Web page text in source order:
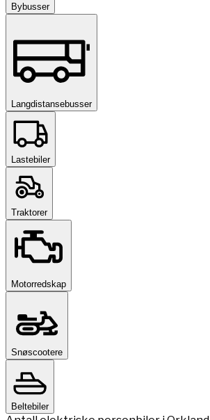
Bybusser
Langdistansebusser
Lastebiler
Traktorer
Motorredskap
Snøscootere
Beltebiler